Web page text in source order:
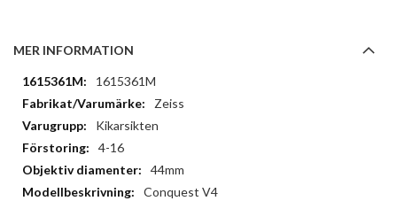
MER INFORMATION
Mer
information
1615361M
Zeiss
Kikarsikten
4-16
44mm
Conquest V4